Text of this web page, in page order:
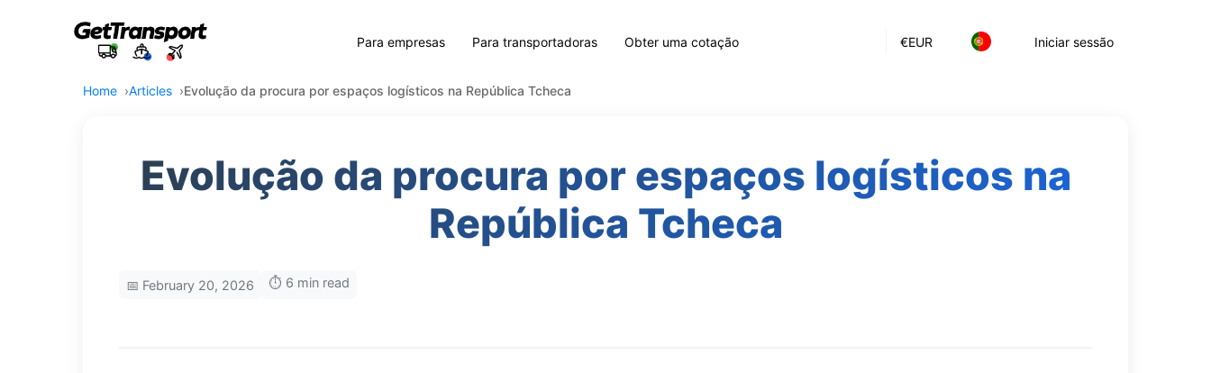
€EUR Iniciar sessão
Para empresas Para transportadoras Obter uma cotação
Home Articles Evolução da procura por espaços logísticos na República Tcheca
Evolução da procura por espaços logísticos na
República Tcheca
📅 February 20, 2026 ⏱️ 6 min read